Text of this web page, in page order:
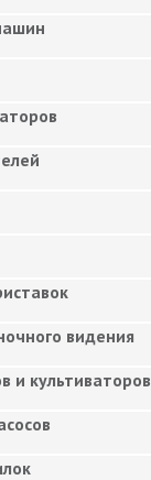
видения
и культиваторов